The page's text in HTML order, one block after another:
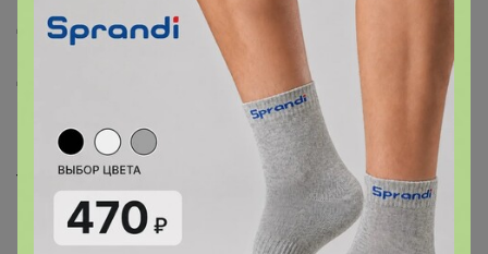
Для кого: Унисекс
Плотность, г/м²: 90
Высота, см: 28
Рекомендуемая нагрузка, кг: 3
Тематика: Надписи, цифры, буквы
Вид упаковки: Пакет бумажный, Крафтовая упаковка
Рисунок: Да